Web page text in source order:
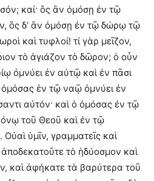
καί· ὃς ἂν ὀμόσῃ ἐν τῷ
ὃς δ’ ἂν ὀμόσῃ ἐν τῷ δώρῳ τῷ
καὶ τυφλοί! τί γὰρ μεῖζον,
τὸ ἁγιάζον τὸ δῶρον; ὁ οὖν
ὀμνύει ἐν αὐτῷ καὶ ἐν πᾶσι
ὀμόσας ἐν τῷ ναῷ ὀμνύει ἐν
αὐτόν· καὶ ὁ ὀμόσας ἐν τῷ
τοῦ Θεοῦ καὶ ἐν τῷ
ὑμῖν, γραμματεῖς καὶ
ἀποδεκατοῦτε τὸ ἡδύοσμον καὶ
καὶ ἀφήκατε τὰ βαρύτερα τοῦ